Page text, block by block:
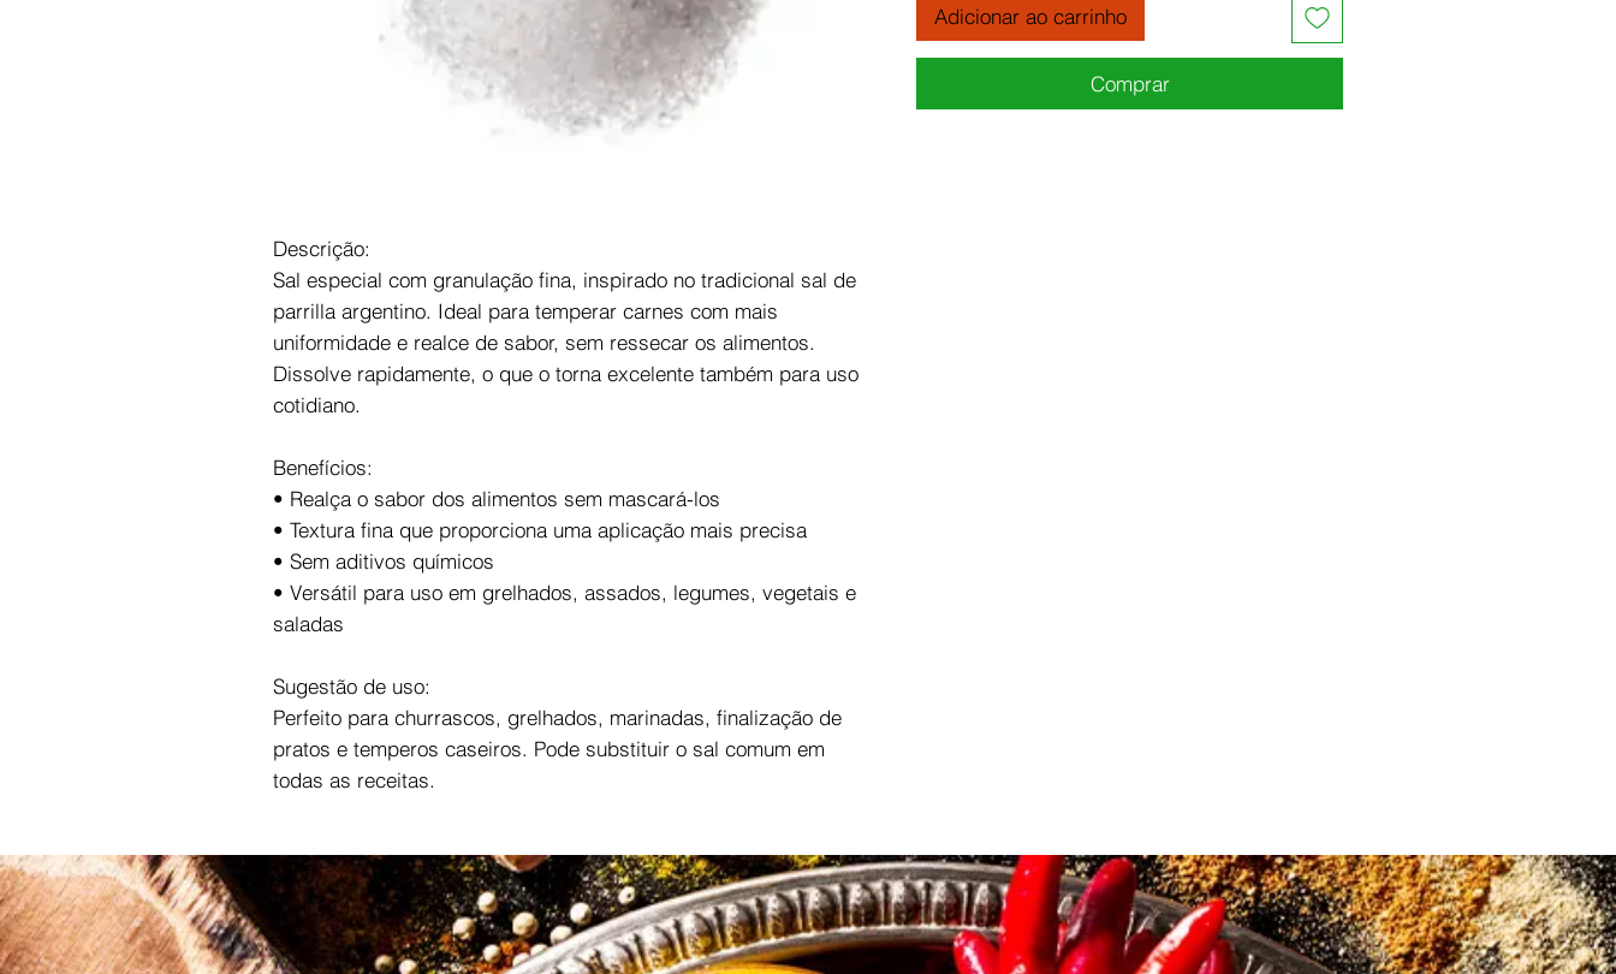
Descrição:
Sal especial com granulação fina, inspirado no tradicional sal de
parrilla argentino. Ideal para temperar carnes com mais
uniformidade e realce de sabor, sem ressecar os alimentos.
Dissolve rapidamente, o que o torna excelente também para uso
cotidiano.
Benefícios:
• Realça o sabor dos alimentos sem mascará-los
• Textura fina que proporciona uma aplicação mais precisa
• Sem aditivos químicos
• Versátil para uso em grelhados, assados, legumes, vegetais e
saladas
Sugestão de uso:
Perfeito para churrascos, grelhados, marinadas, finalização de
pratos e temperos caseiros. Pode substituir o sal comum em
todas as receitas.
Adicionar ao carrinho
Comprar